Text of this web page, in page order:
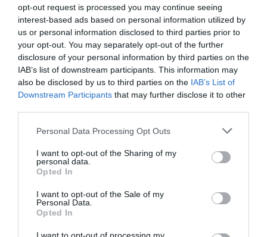
opt-out request is processed you may continue seeing
interest-based ads based on personal information utilized by
us or personal information disclosed to third parties prior to
your opt-out. You may separately opt-out of the further
disclosure of your personal information by third parties on the
IAB’s list of downstream participants. This information may
also be disclosed by us to third parties on the IAB’s List of
Downstream Participants that may further disclose it to other
Personal Data Processing Opt Outs
I want to opt-out of the Sharing of my
personal data.
Opted In
I want to opt-out of the Sale of my
Personal Data.
Opted In